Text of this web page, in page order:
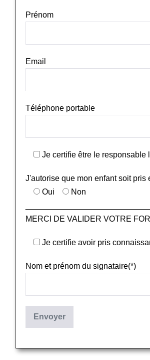
Prénom
Email
Téléphone portable
Je certifie être le responsable
J'autorise que mon enfant soit
Oui
Non
MERCI DE VALIDER VOTRE
Je certifie avoir pris
Nom et prénom du signataire(*)